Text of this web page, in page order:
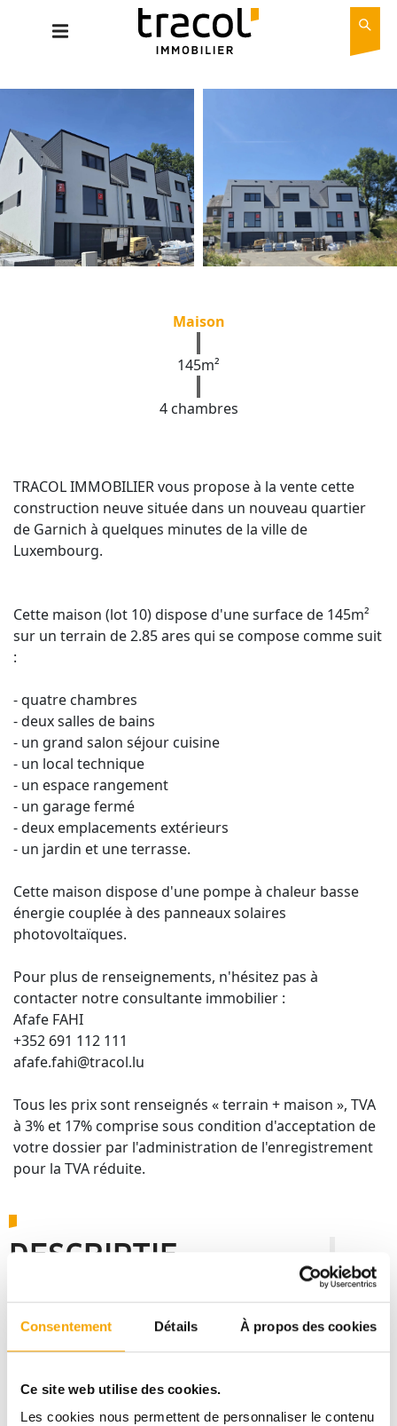
Consentement Détails À propos des cookies
Ce site web utilise des cookies.
Les cookies nous permettent de personnaliser le contenu
Maison
145m²
4 chambres
DESCRIPTIF
GARNICH
TRACOL IMMOBILIER vous propose à la vente cette
construction neuve située dans un nouveau quartier
de Garnich à quelques minutes de la ville de
Luxembourg.
Cette maison (lot 10) dispose d'une surface de 145m²
sur un terrain de 2.85 ares qui se compose comme suit
:
- quatre chambres
- deux salles de bains
- un grand salon séjour cuisine
- un local technique
- un espace rangement
- un garage fermé
- deux emplacements extérieurs
- un jardin et une terrasse.
Cette maison dispose d'une pompe à chaleur basse
énergie couplée à des panneaux solaires
photovoltaïques.
Pour plus de renseignements, n'hésitez pas à
contacter notre consultante immobilier :
Afafe FAHI
+352 691 112 111
afafe.fahi@tracol.lu
Tous les prix sont renseignés « terrain + maison », TVA
à 3% et 17% comprise sous condition d'acceptation de
votre dossier par l'administration de l'enregistrement
pour la TVA réduite.